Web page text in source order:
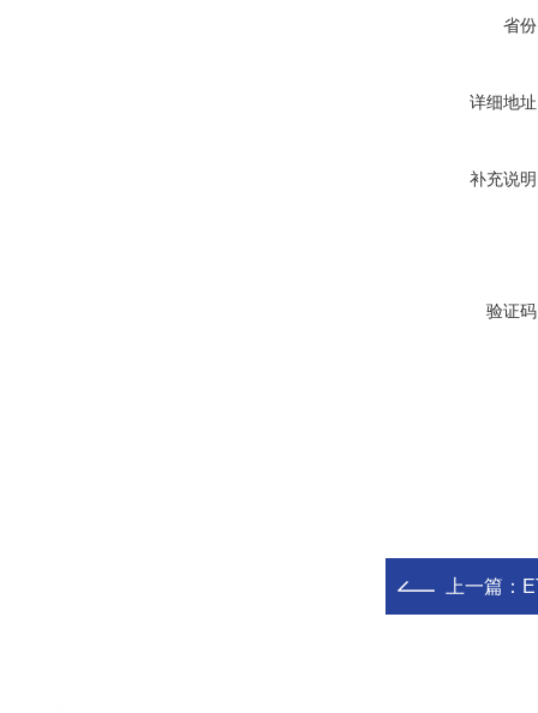
省
详细地
补充说
验证
上一篇：